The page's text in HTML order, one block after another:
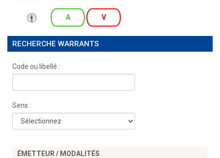
A V
RECHERCHE WARRANTS
Code ou libellé :
Sens :
ÉMETTEUR / MODALITÉS